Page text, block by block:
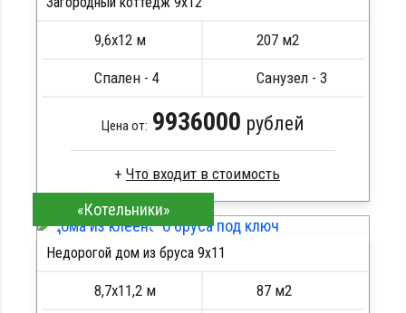
Метизы, саморезы, гвозди
Сборка на березовые нагеля, джут
ПОДРОБНЕЕ
9,6х12 м 207 м2
Спален - 4 Санузел - 3
Цена от: 9936000 рублей
Сухой брус
Стропила, балки 50х200 мм
Кровля металлочерепица
Сборка на березовые нагеля, джут
ПОДРОБНЕЕ
«Котельники»
Недорогой дом из бруса 9х11
8,7х11,2 м 87 м2